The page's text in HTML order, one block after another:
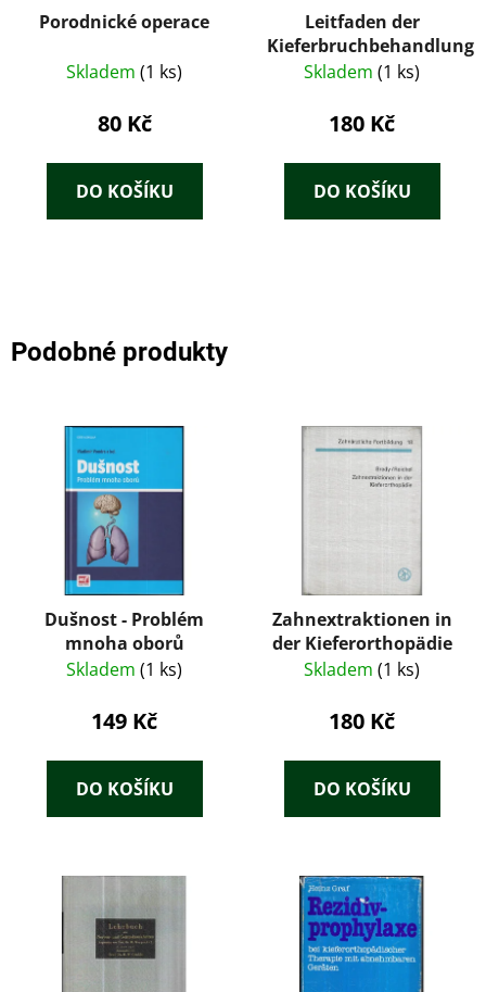
Porodnické operace
Skladem (1 ks)
80 Kč
DO KOŠÍKU
Leitfaden der
Kieferbruchbehandlung
Skladem (1 ks)
180 Kč
DO KOŠÍKU
Podobné produkty
Dušnost - Problém
mnoha oborů
Skladem (1 ks)
149 Kč
DO KOŠÍKU
Zahnextraktionen in
der Kieferorthopädie
Skladem (1 ks)
180 Kč
DO KOŠÍKU